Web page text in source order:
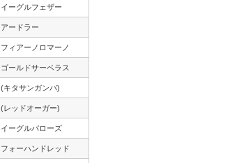
イーグルフェザー
アードラー
フィアーノロマーノ
ゴールドサーベラス
(キタサンガンバ)
(レッドオーガー)
イーグルバローズ
フォーハンドレッド